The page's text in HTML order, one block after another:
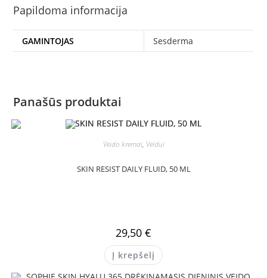
Papildoma informacija
GAMINTOJAS Sesderma
Panašūs produktai
Veido kremai, Veidui
SKIN RESIST DAILY FLUID, 50 ML
29,50 €
Į krepšelį